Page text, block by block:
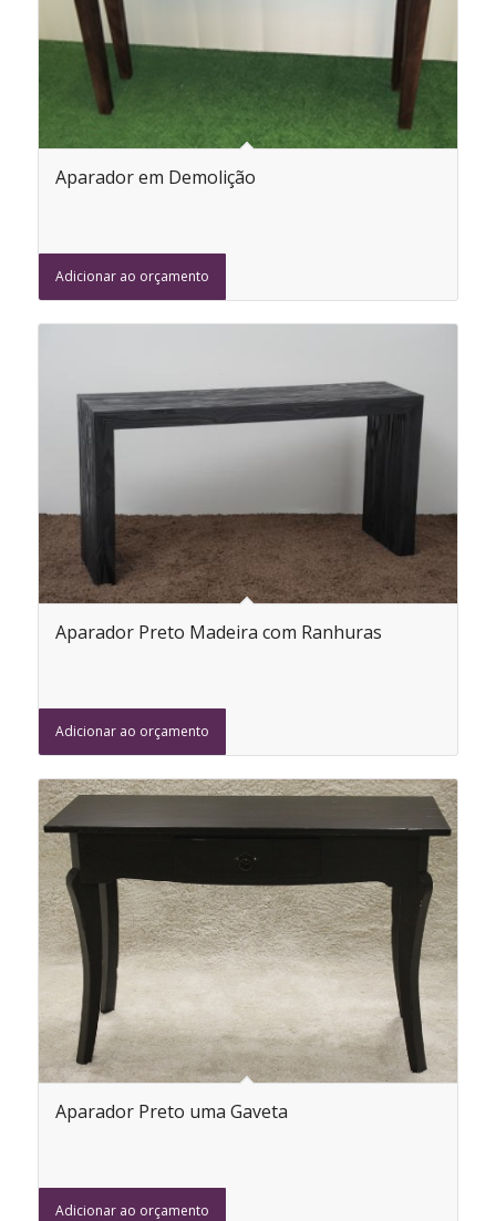
Aparador em Demolição
Adicionar ao orçamento
Aparador Preto Madeira com Ranhuras
Adicionar ao orçamento
Aparador Preto uma Gaveta
Adicionar ao orçamento